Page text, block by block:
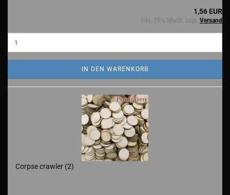
1,56 EUR
inkl. 19% MwSt. zzgl. Versand
IN DEN WARENKORB
Corpse crawler (2)